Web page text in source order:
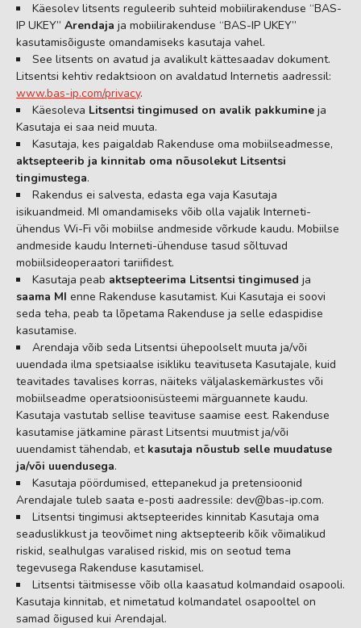
Käesolev litsents reguleerib suhteid mobiilirakenduse “BAS-
IP UKEY” Arendaja ja mobiilirakenduse “BAS-IP UKEY”
kasutamisõiguste omandamiseks kasutaja vahel.
See litsents on avatud ja avalikult kättesaadav dokument.
Litsentsi kehtiv redaktsioon on avaldatud Internetis aadressil:
www.bas-ip.com/privacy.
Käesoleva Litsentsi tingimused on avalik pakkumine ja
Kasutaja ei saa neid muuta.
Kasutaja, kes paigaldab Rakenduse oma mobiilseadmesse,
aktsepteerib ja kinnitab oma nõusolekut Litsentsi
tingimustega.
Rakendus ei salvesta, edasta ega vaja Kasutaja
isikuandmeid. MI omandamiseks võib olla vajalik Interneti-
ühendus Wi-Fi või mobiilse andmeside võrkude kaudu. Mobiilse
andmeside kaudu Interneti-ühenduse tasud sõltuvad
mobiilsideoperaatori tariifidest.
Kasutaja peab aktsepteerima Litsentsi tingimused ja
saama MI enne Rakenduse kasutamist. Kui Kasutaja ei soovi
seda teha, peab ta lõpetama Rakenduse ja selle edaspidise
kasutamise.
Arendaja võib seda Litsentsi ühepoolselt muuta ja/või
uuendada ilma spetsiaalse isikliku teavituseta Kasutajale, kuid
teavitades tavalises korras, näiteks väljalaskemärkustes või
mobiilseadme operatsioonisüsteemi märguannete kaudu.
Kasutaja vastutab sellise teavituse saamise eest. Rakenduse
kasutamise jätkamine pärast Litsentsi muutmist ja/või
uuendamist tähendab, et kasutaja nõustub selle muudatuse
ja/või uuendusega.
Kasutaja pöördumised, ettepanekud ja pretensioonid
Arendajale tuleb saata e-posti aadressile: dev@bas-ip.com.
Litsentsi tingimusi aktsepteerides kinnitab Kasutaja oma
seaduslikkust ja teovõimet ning aktsepteerib kõik võimalikud
riskid, sealhulgas varalised riskid, mis on seotud tema
tegevusega Rakenduse kasutamisel.
Litsentsi täitmisesse võib olla kaasatud kolmandaid osapooli.
Kasutaja kinnitab, et nimetatud kolmandatel osapooltel on
samad õigused kui Arendajal.